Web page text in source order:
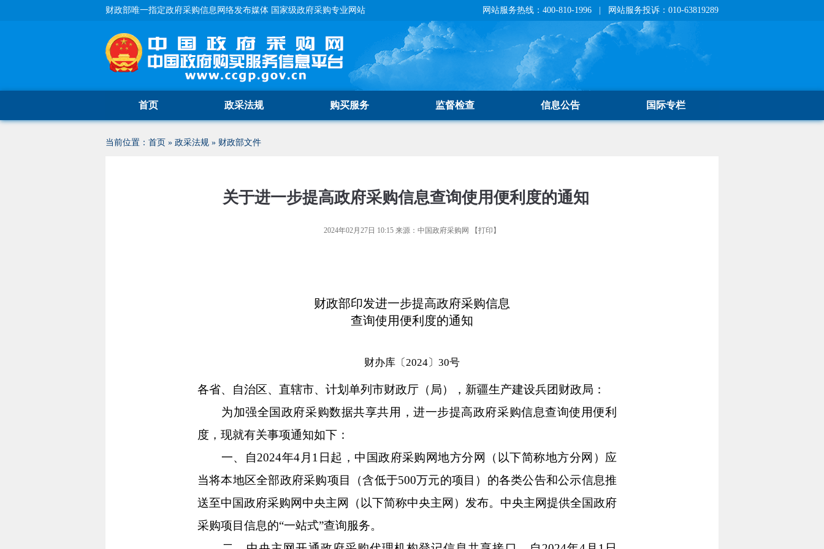
财政部唯一指定政府采购信息网络发布媒体 国家级政府采购专业网站 网站服务热线：400-810-1996 | 网站服务投诉：010-63819289
首页 政采法规 购买服务 监督检查 信息公告 国际专栏
当前位置： 首页 » 政采法规 » 财政部文件
关于进一步提高政府采购信息查询使用便利度的通知
2024年02月27日 10:15 来源： 中国政府采购网 【打印 】
财政部印发进一步提高政府采购信息
查询使用便利度的通知
财办库〔2024〕30号
各省、自治区、直辖市、计划单列市财政厅（局），新疆生产建设兵团财政局：
为加强全国政府采购数据共享共用，进一步提高政府采购信息查询使用便利
度，现就有关事项通知如下：
一、自2024年4月1日起，中国政府采购网地方分网（以下简称地方分网）应
当将本地区全部政府采购项目（含低于500万元的项目）的各类公告和公示信息推
送至中国政府采购网中央主网（以下简称中央主网）发布。中央主网提供全国政府
采购项目信息的“一站式”查询服务。